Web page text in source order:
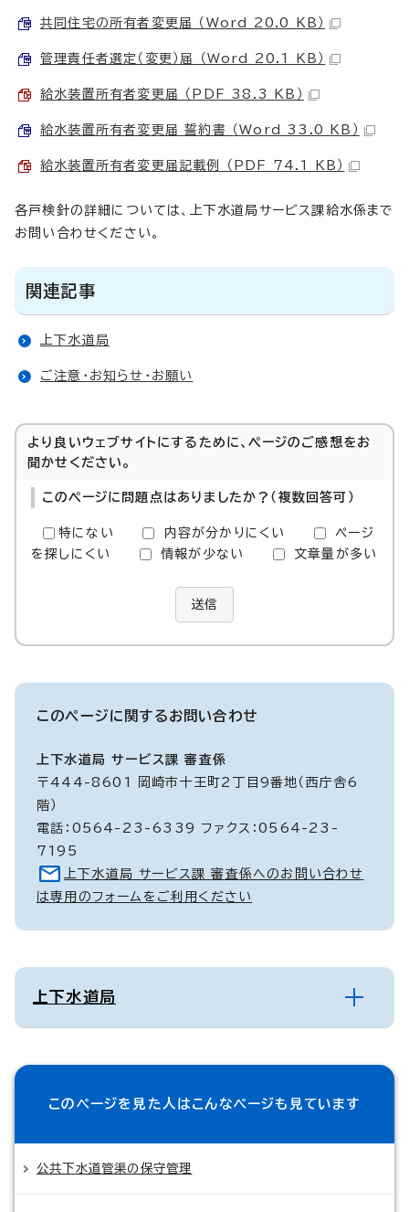
共同住宅の所有者変更届 （Word 20.0 KB）
管理責任者選定（変更）届 （Word 20.1 KB）
給水装置所有者変更届 （PDF 38.3 KB）
給水装置所有者変更届 誓約書 （Word 33.0 KB）
給水装置所有者変更届記載例 （PDF 74.1 KB）
各戸検針の詳細については、上下水道局サービス課給水係まで
お問い合わせください。
関連記事
上下水道局
ご注意・お知らせ・お願い
より良いウェブサイトにするために、ページのご感想をお
聞かせください。
このページに問題点はありましたか？（複数回答可）
特にない 内容が分かりにくい
ページ
を探しにくい
情報が少ない 文章量が多い
送信
このページに関するお問い合わせ
上下水道局 サービス課 審査係
〒444-8601 岡崎市十王町2丁目9番地（西庁舎6
階）
電話：0564-23-6339 ファクス：0564-23-
7195
上下水道局 サービス課 審査係へのお問い合わせ
は専用のフォームをご利用ください
上下水道局
このページを見た人はこんなページも見ています
公共下水道管渠の保守管理